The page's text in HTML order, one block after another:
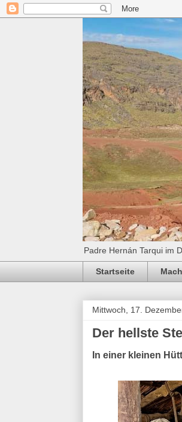
Padre Hernán Tarqui im
Startseite
Mittwoch, 17.
Der hellste
In einer kleinen